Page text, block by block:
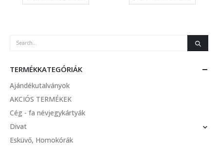
TERMÉKKATEGÓRIÁK
Ajándékutalványok
AKCIÓS TERMÉKEK
Cég - fa névjegykártyák
Divat
Esküvő, Homokórák